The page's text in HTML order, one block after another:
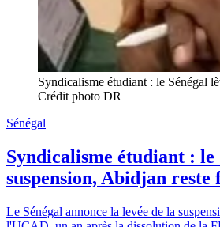
Syndicalisme étudiant : le Sénégal
Crédit photo DR
Sénégal
Syndicalisme étudiant : le
suspension, Abidjan reste
Le Sénégal annonce la levée de la